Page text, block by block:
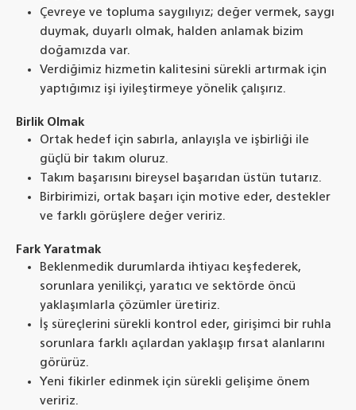
Çevreye ve topluma saygılıyız; değer vermek, saygı
duymak, duyarlı olmak, halden anlamak bizim
doğamızda var.
Verdiğimiz hizmetin kalitesini sürekli artırmak için
yaptığımız işi iyileştirmeye yönelik çalışırız.
Birlik Olmak
Ortak hedef için sabırla, anlayışla ve işbirliği ile
güçlü bir takım oluruz.
Takım başarısını bireysel başarıdan üstün tutarız.
Birbirimizi, ortak başarı için motive eder, destekler
ve farklı görüşlere değer veririz.
Fark Yaratmak
Beklenmedik durumlarda ihtiyacı keşfederek,
sorunlara yenilikçi, yaratıcı ve sektörde öncü
yaklaşımlarla çözümler üretiriz.
İş süreçlerini sürekli kontrol eder, girişimci bir ruhla
sorunlara farklı açılardan yaklaşıp fırsat alanlarını
görürüz.
Yeni fikirler edinmek için sürekli gelişime önem
veririz.